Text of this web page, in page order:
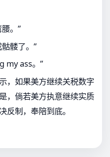
。”
髅了。”
my ass。”
，如果美方继续关税数字
，倘若美方执意继续实质
反制，奉陪到底。